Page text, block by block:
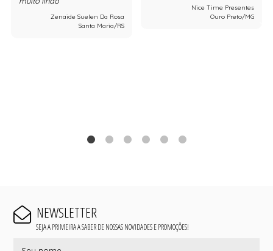
Zenaide Suelen Da Rosa
Santa Maria/RS
Nice Time Presentes
Ouro Preto/MG
NEWSLETTER
SEJA A PRIMEIRA A SABER DE NOSSAS NOVIDADES E PROMOÇÕES!